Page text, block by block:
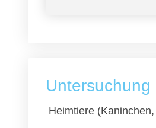
Heimtiere